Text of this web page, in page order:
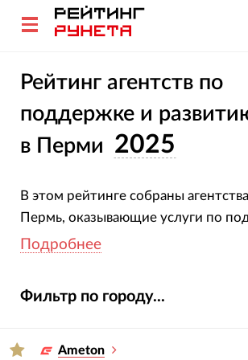
Рейтинг агентств по
поддержке и
в Перми 2025
В этом рейтинге собраны
Пермь, оказывающие услуги по
развитию сайтов.
больше у агентства клиентов (и
Подробнее
Фильтр по городу...
Ameton